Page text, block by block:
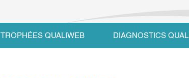
TROPHÉES QUALIWEB DIAGNOSTICS